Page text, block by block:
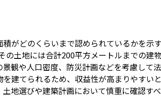
がどのくらいまで認められているかを示
土地には合計200平方メートルまでの建
観や人口密度、防災計画などを考慮して
建てられるため、収益性が高まりやすい
地選びや建築計画において慎重に確認すべ